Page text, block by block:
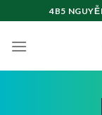
to
content
4B5